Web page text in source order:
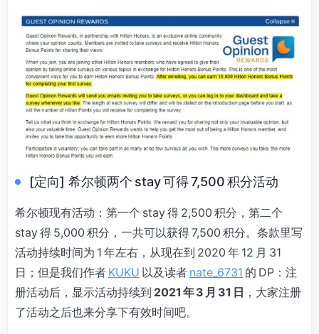
[定向] 希尔顿两个 stay 可得 7,500 积分活动
希尔顿现有活动：第一个 stay 得 2,500 积分，第二个
stay 得 5,000 积分，一共可以获得 7,500 积分。条款里写
活动持续时间为 1 年左右，从现在到 2020 年 12 月 31
日；但是我们作者 KUKU 以及读者 nate_6731 的 DP：注
册活动后，显示活动持续到 2021 年 3 月 31 日 ，大家注册
了活动之后也来分享下有效时间吧。